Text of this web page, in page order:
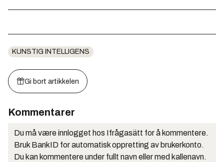
KUNSTIG INTELLIGENS
Gi bort artikkelen
Kommentarer
Du må være innlogget hos Ifrågasätt for å kommentere.
Bruk BankID for automatisk oppretting av brukerkonto.
Du kan kommentere under fullt navn eller med kallenavn.